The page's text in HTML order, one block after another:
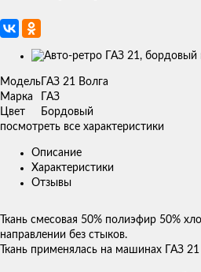
Изображения
товаров
Модель ГАЗ 21 Волга
Марка
ГАЗ
Цвет
Бордовый
посмотреть все характеристики
Описание
Характеристики
Отзывы
Ткань смесовая 50% полиэфир 50%
направлении без стыков.
Ткань применялась на машинах ГАЗ